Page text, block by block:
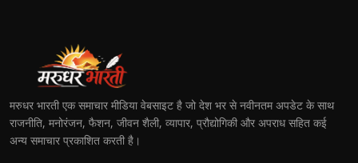
मरुधर भारती एक समाचार मीडिया वेबसाइट है जो देश भर से नवीनतम अपडेट के साथ
राजनीति, मनोरंजन, फैशन, जीवन शैली, व्यापार, प्रौद्योगिकी और अपराध सहित कई
अन्य समाचार प्रकाशित करती है।